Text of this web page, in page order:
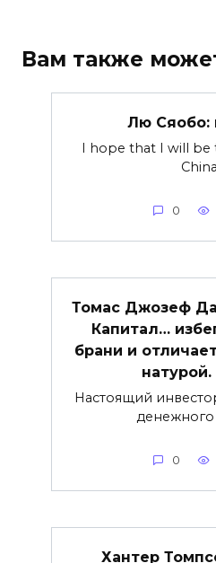
Вам также
Лю Сяобо:
I hope that I will be
0
Томас Джозеф
Капитал…
брани и
Настоящий
денежного
0
Хантер